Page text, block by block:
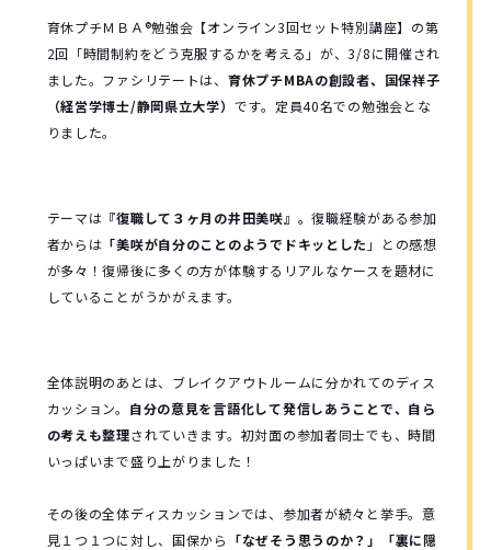
育休プチＭＢＡ®勉強会 【オンライン3回セット特別講座】の第
2回「時間制約をどう克服するかを考える」が、3/8に開催され
ました。ファシリテートは、 育休プチMBAの創設者、国保祥子
（経営学博士/静岡県立大学） です。定員40名での勉強会とな
りました。
テーマは 『復職して３ヶ月の井田美咲』。復職経験がある参加
者からは 「美咲が自分のことのようでドキッとした 」との感想
が多々！復帰後に多くの方が体験するリアルなケースを題材に
していることがうかがえます。
全体説明のあとは、ブレイクアウトルームに分かれてのディス
カッション。 自分の意見を言語化して発信しあうことで、自ら
の考えも整理されていきます。初対面の参加者同士でも、時間
いっぱいまで盛り上がりました！
その後の全体ディスカッションでは、参加者が続々と挙手。意
見１つ１つに対し、国保から 「なぜそう思うのか？」「裏に隠